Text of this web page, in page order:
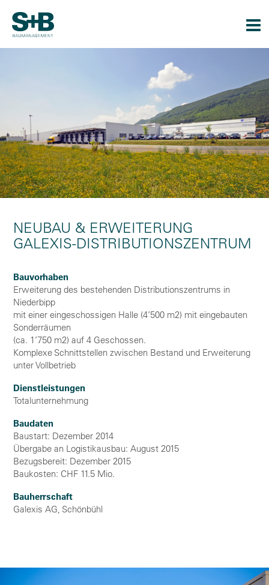
NEUBAU & ERWEITERUNG
GALEXIS-DISTRIBUTIONSZENTRUM
Bauvorhaben
Erweiterung des bestehenden Distributionszentrums in
Niederbipp
mit einer eingeschossigen Halle (4’500 m2) mit eingebauten
Sonderräumen
(ca. 1’750 m2) auf 4 Geschossen.
Komplexe Schnittstellen zwischen Bestand und Erweiterung
unter Vollbetrieb
Dienstleistungen
Totalunternehmung
Baudaten
Baustart: Dezember 2014
Übergabe an Logistikausbau: August 2015
Bezugsbereit: Dezember 2015
Baukosten: CHF 11.5 Mio.
Bauherrschaft
Galexis AG, Schönbühl